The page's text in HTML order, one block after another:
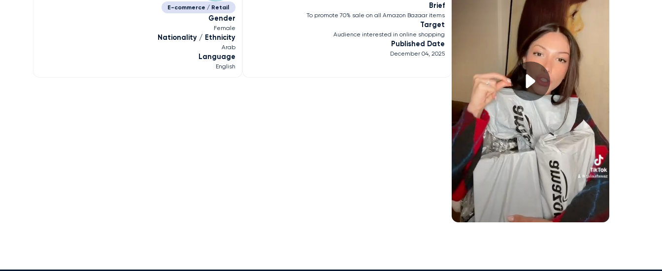
Brief
To promote 70% sale on all Amazon Bazaar items
Target
Audience interested in online shopping
Published Date
December 04, 2025
E-commerce / Retail
Gender
Female
Nationality / Ethnicity
Arab
Language
English